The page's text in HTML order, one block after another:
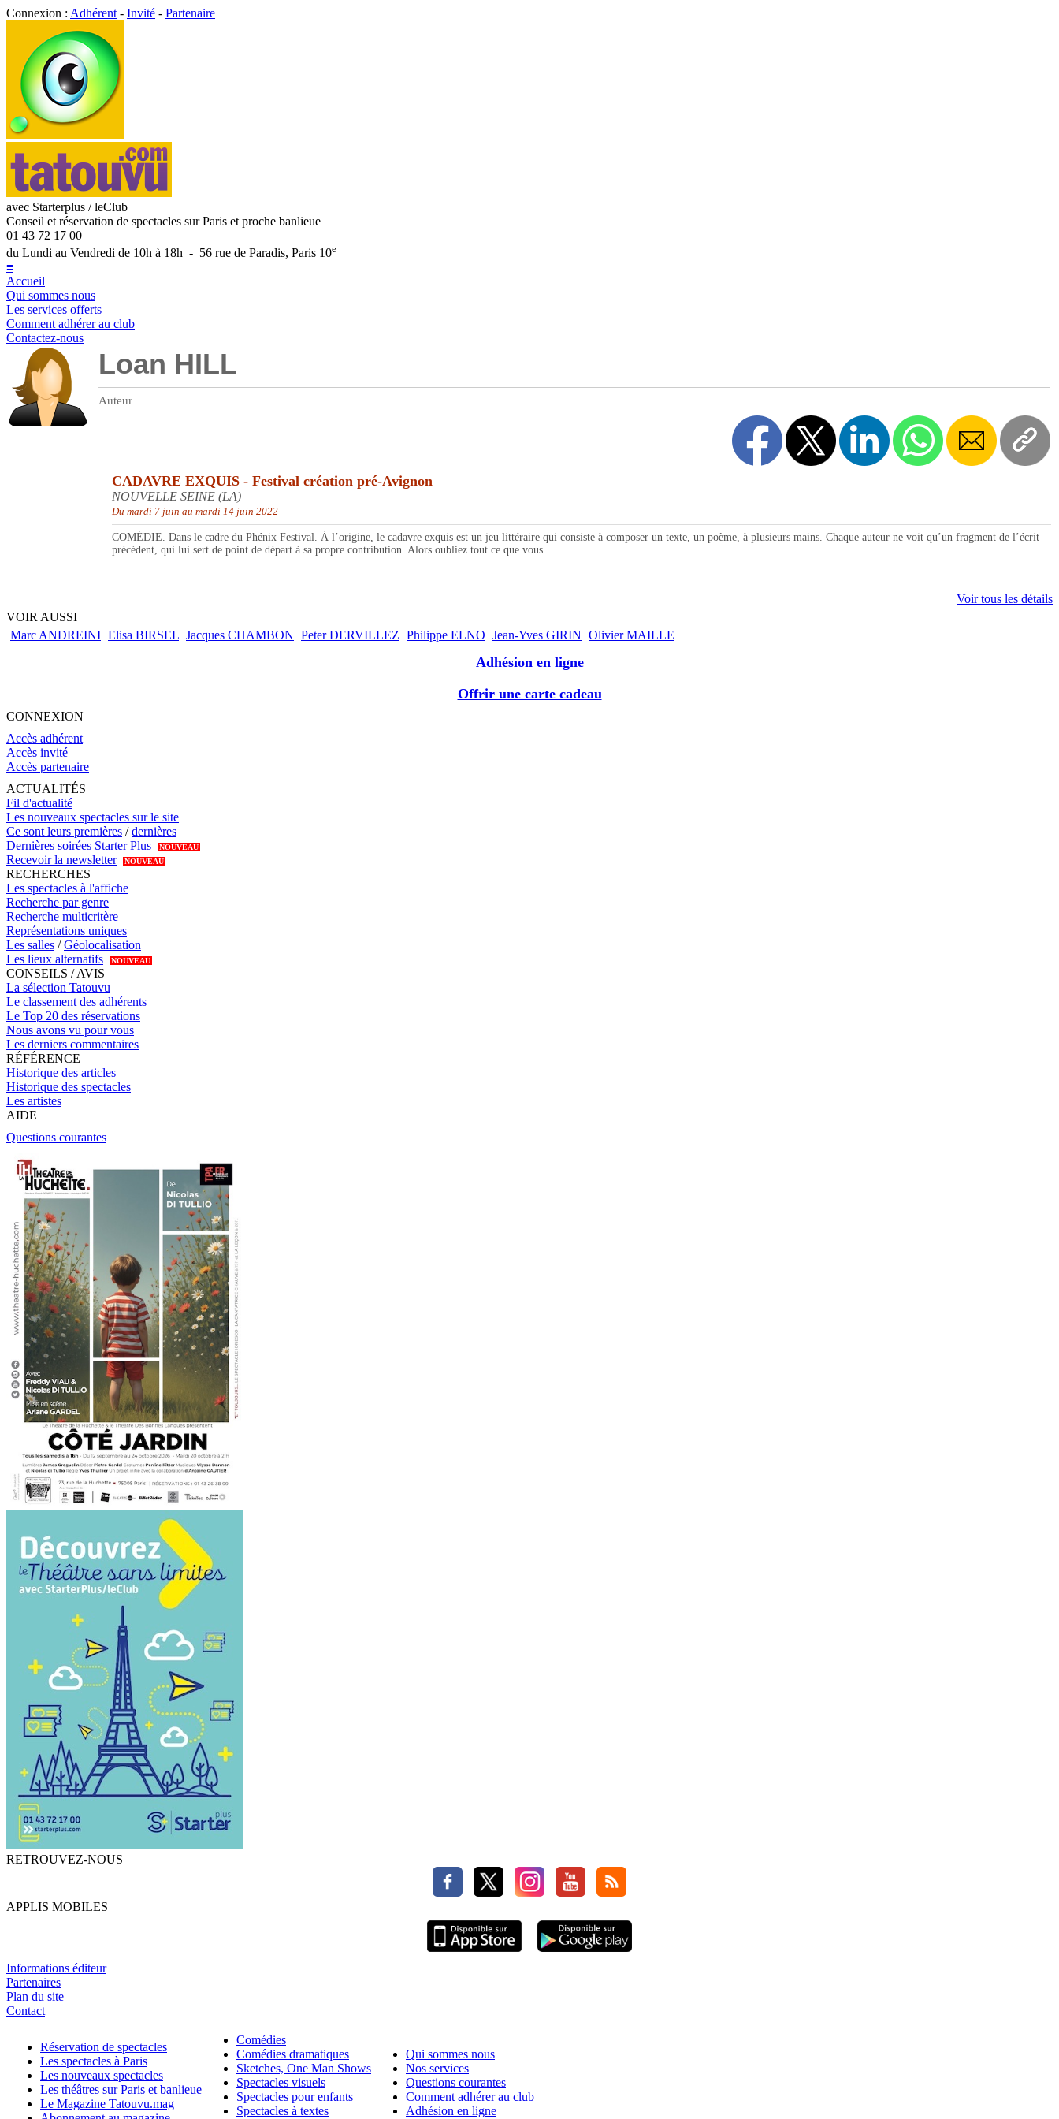
Connexion : Adhérent - Invité - Partenaire
avec Starterplus / leClub
Conseil et réservation de spectacles sur Paris et proche banlieue
01 43 72 17 00
du Lundi au Vendredi de 10h à 18h - 56 rue de Paradis, Paris 10e
≡
Accueil
Qui sommes nous
Les services offerts
Comment adhérer au club
Contactez-nous
Loan HILL
Auteur
CADAVRE EXQUIS - Festival création pré-Avignon
NOUVELLE SEINE (LA)
Du mardi 7 juin au mardi 14 juin 2022
COMÉDIE. Dans le cadre du Phénix Festival. À l’origine, le cadavre exquis est un jeu littéraire qui consiste à composer un texte, un poème, à plusieurs mains. Chaque auteur ne voit qu’un fragment de l’écrit
précédent, qui lui sert de point de départ à sa propre contribution. Alors oubliez tout ce que vous ...
Voir tous les détails
VOIR AUSSI
Marc ANDREINI Elisa BIRSEL Jacques CHAMBON Peter DERVILLEZ Philippe ELNO Jean-Yves GIRIN Olivier MAILLE
Adhésion en ligne
Offrir une carte cadeau
CONNEXION
Accès adhérent
Accès invité
Accès partenaire
ACTUALITÉS
Fil d'actualité
Les nouveaux spectacles sur le site
Ce sont leurs premières /dernières
Dernières soirées Starter Plus
NOUVEAU
Recevoir la newsletter NOUVEAU
RECHERCHES
Les spectacles à l'affiche
Recherche par genre
Recherche multicritère
Représentations uniques
Les salles /Géolocalisation
Les lieux alternatifs
NOUVEAU
CONSEILS / AVIS
La sélection Tatouvu
Le classement des adhérents
Le Top 20 des réservations
Nous avons vu pour vous
Les derniers commentaires
RÉFÉRENCE
Historique des articles
Historique des spectacles
Les artistes
AIDE
Questions courantes
RETROUVEZ-NOUS
APPLIS MOBILES
Informations éditeur
Partenaires
Plan du site
Contact
Réservation de spectacles
Les spectacles à Paris
Les nouveaux spectacles
Les théâtres sur Paris et banlieue
Le Magazine Tatouvu.mag
Comédies
Comédies dramatiques
Sketches, One Man Shows
Spectacles visuels
Spectacles pour enfants
Spectacles à textes
Qui sommes nous
Nos services
Questions courantes
Comment adhérer au club
Adhésion en ligne